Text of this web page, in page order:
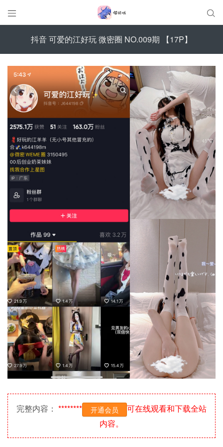
 
抖音 可爱的江好玩 微密圈 NO.009期 【17P】
完整内容： ******** 开通会员
可在线观看和下载全站
内容。